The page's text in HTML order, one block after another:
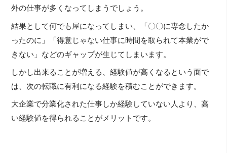
外の仕事が多くなってしまうでしょう。
結果として何でも屋になってしまい、「〇〇に専念したか
ったのに」「得意じゃない仕事に時間を取られて本業がで
きない」などのギャップが生じてしまいます。
しかし出来ることが増える、経験値が高くなるという面で
は、次の転職に有利になる経験を積むことができます。
大企業で分業化された仕事しか経験していない人より、高
い経験値を得られることがメリットです。